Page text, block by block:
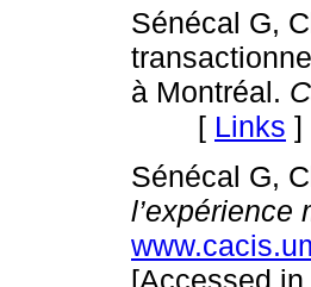
Sénécal G,
à Montréal.
[ Links ]
Sénécal G,
l’expérience
[Accessed